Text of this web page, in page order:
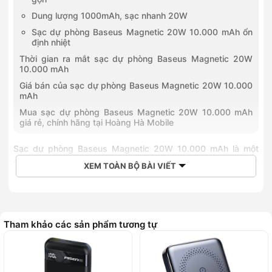
Dung lượng 1000mAh, sạc nhanh 20W
Sạc dự phòng Baseus Magnetic 20W 10.000 mAh ổn
định nhiệt
Thời gian ra mắt sạc dự phòng Baseus Magnetic 20W
10.000 mAh
Giá bán của sạc dự phòng Baseus Magnetic 20W 10.000
mAh
Mua sạc dự phòng Baseus Magnetic 20W 10.000 mAh
giá rẻ, chính hãng tại Hoàng Hà Mobile
Sạc dự phòng Baseus Magnetic 20W 10.000 mAh là một
phụ kiện giúp thiết bị đầy pin khi đi ra ngoài. Sạc dự phòng
này được thiết kế nhỏ gọn, cho phép sạc đồng thời 3 thiết bị.
Baseus Magnetic phù hợp với nhiều thiết bị và tiết kiệm thời
gian sạc hơn khi được tặng kèm cáp Type-C 50cm chịu tải
XEM TOÀN BỘ BÀI VIẾT
Tham khảo các sản phẩm tương tự